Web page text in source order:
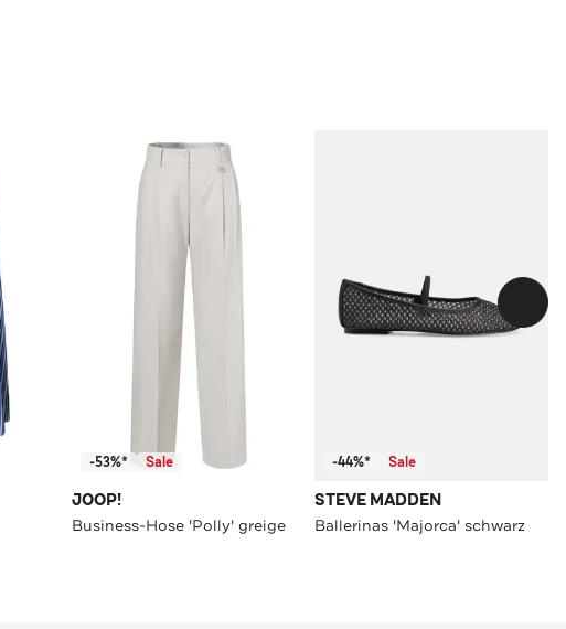
-53%* Sale
JOOP!
Business-Hose 'Polly' greige
-44%* Sale
STEVE MADDEN
Ballerinas 'Majorca' schwarz